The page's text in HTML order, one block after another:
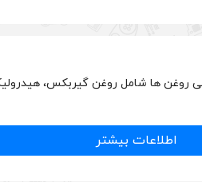
اطلاعات بیشتر